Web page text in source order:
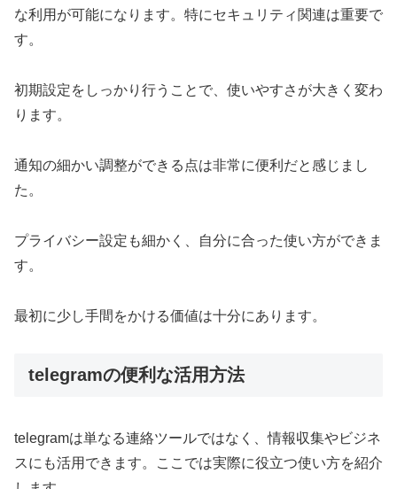
な利用が可能になります。特にセキュリティ関連は重要で
す。
初期設定をしっかり行うことで、使いやすさが大きく変わ
ります。
通知の細かい調整ができる点は非常に便利だと感じまし
た。
プライバシー設定も細かく、自分に合った使い方ができま
す。
最初に少し手間をかける価値は十分にあります。
telegramの便利な活用方法
telegramは単なる連絡ツールではなく、情報収集やビジネ
スにも活用できます。ここでは実際に役立つ使い方を紹介